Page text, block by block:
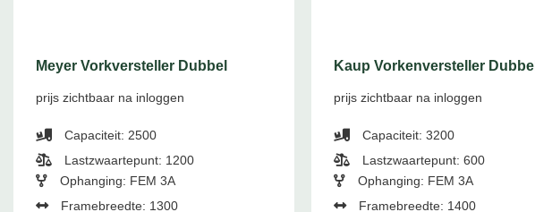
Meyer Vorkversteller Dubbel
prijs zichtbaar na inloggen
Capaciteit: 2500
Lastzwaartepunt: 1200
Ophanging: FEM 3A
Framebreedte: 1300
Kaup Vorkenversteller Dubbel
prijs zichtbaar na inloggen
Capaciteit: 3200
Lastzwaartepunt: 600
Ophanging: FEM 3A
Framebreedte: 1400